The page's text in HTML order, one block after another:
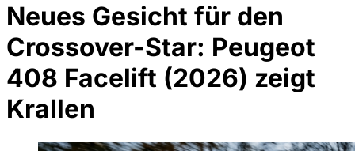
Neues Gesicht für den
Crossover-Star: Peugeot
408 Facelift (2026) zeigt
Krallen